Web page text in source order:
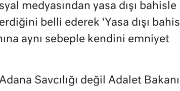
medyasından yasa dışı bahisle
belli ederek ‘Yasa dışı bahis
aynı sebeple kendini emniyet
Savcılığı değil Adalet Bakanı